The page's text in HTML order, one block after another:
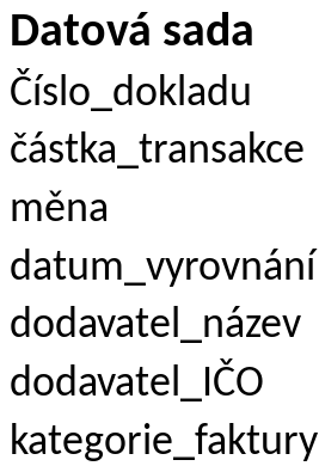
Datová sada
Číslo_dokladu
částka_transakce
měna
datum_vyrovnání
dodavatel_název
dodavatel_IČO
kategorie_faktury